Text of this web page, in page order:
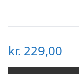
kr. 229,00